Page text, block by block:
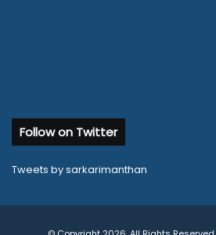
Follow on Twitter
Tweets by sarkarimanthan